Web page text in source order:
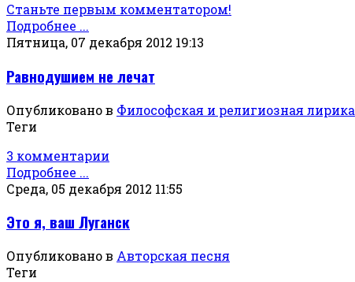
Станьте первым комментатором!
Подробнее ...
Пятница, 07 декабря 2012 19:13
Равнодушием не лечат
Опубликовано в Философская и религиозная лирика
Теги
3 комментарии
Подробнее ...
Среда, 05 декабря 2012 11:55
Это я, ваш Луганск
Опубликовано в Авторская песня
Теги